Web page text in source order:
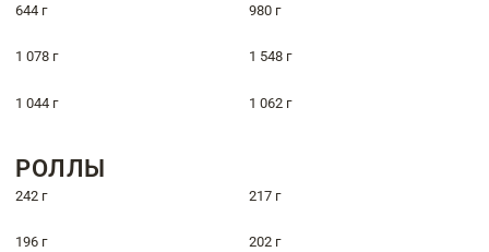
644 г 980 г
1 078 г 1 548 г
1 044 г 1 062 г
РОЛЛЫ
242 г 217 г
196 г 202 г